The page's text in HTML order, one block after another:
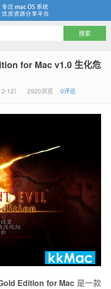
for Mac v1.0 生化危
12） 2920浏览 0评论
Edition for Mac 是一款